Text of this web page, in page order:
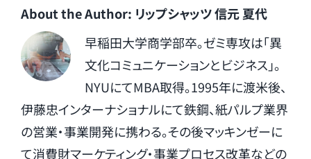
About the Author: リップシャッツ 信元 夏代
早稲田大学商学部卒。ゼミ専攻は「異
文化コミュニケーションとビジネス」。
NYUにてMBA取得。1995年に渡米後、
伊藤忠インターナショナルにて鉄鋼、紙パルプ業界
の営業・事業開発に携わる。その後マッキンゼーに
て消費財マーケティング・事業プロセス改革などの